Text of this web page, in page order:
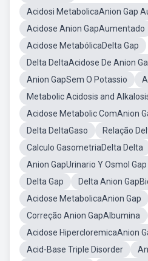
Acidosi MetabolicaAnion Gap
Acidose Anion GapAumentado
Acidose MetabólicaDelta Gap
Delta DeltaAcidose De Anion
Anion GapSem O Potassio
Metabolic Acidosis and
Acidose Metabolic ComAnion
Delta DeltaGaso
Relação
Calculo GasometriaDelta Delta
Anion GapUrinario Y Osmol
Delta Gap
Delta Anion
Acidose MetabolicaAnion Gap
Correção Anion GapAlbumina
Acidose HipercloremicaAnion
Acid-Base Triple Disorder